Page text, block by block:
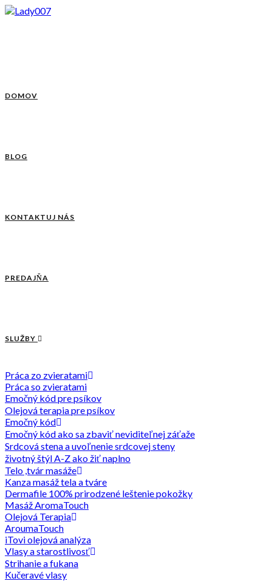
DOMOV
BLOG
KONTAKTUJ NÁS
PREDAJŇA
SLUŽBY
Práca zo zvieratami
Práca so zvieratami
Emočný kód pre psíkov
Olejová terapia pre psíkov
Emočný kód
Emočný kód ako sa zbaviť neviditeľnej záťaže
Srdcová stena a uvoľnenie srdcovej steny
životný štýl A-Z ako žiť naplno
Telo ,tvár masáže
Kanza masáž tela a tváre
Dermafile 100% prirodzené leštenie pokožky
Masáž AromaTouch
Olejová Terapia
AroumaTouch
iTovi olejová analýza
Vlasy a starostlivosť
Strihanie a fukana
Kučeravé vlasy